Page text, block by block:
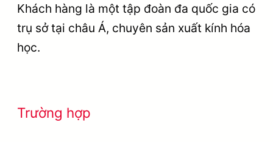
Khách hàng là một tập đoàn đa quốc gia có
trụ sở tại châu Á, chuyên sản xuất kính hóa
học.
Trường hợp